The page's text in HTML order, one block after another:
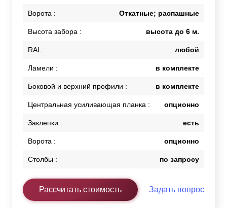
Ворота : Откатные; распашные
Высота забора : высота до 6 м.
RAL : любой
Ламели : в комплекте
Боковой и верхний профили : в комплекте
Центральная усиливающая планка : опционно
Заклепки : есть
Ворота : опционно
Столбы : по запросу
Рассчитать стоимость Задать вопрос